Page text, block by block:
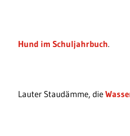
Hund im Schuljahrbuch.
Lauter Staudämme, die